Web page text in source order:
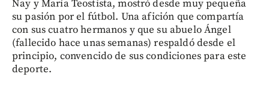
Nay y María Teostista, mostró desde muy pequeña
su pasión por el fútbol. Una afición que compartía
con sus cuatro hermanos y que su abuelo Ángel
(fallecido hace unas semanas) respaldó desde el
principio, convencido de sus condiciones para este
deporte.